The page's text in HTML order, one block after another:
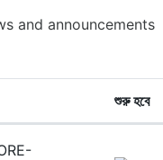
and announcements
শুরু হবে